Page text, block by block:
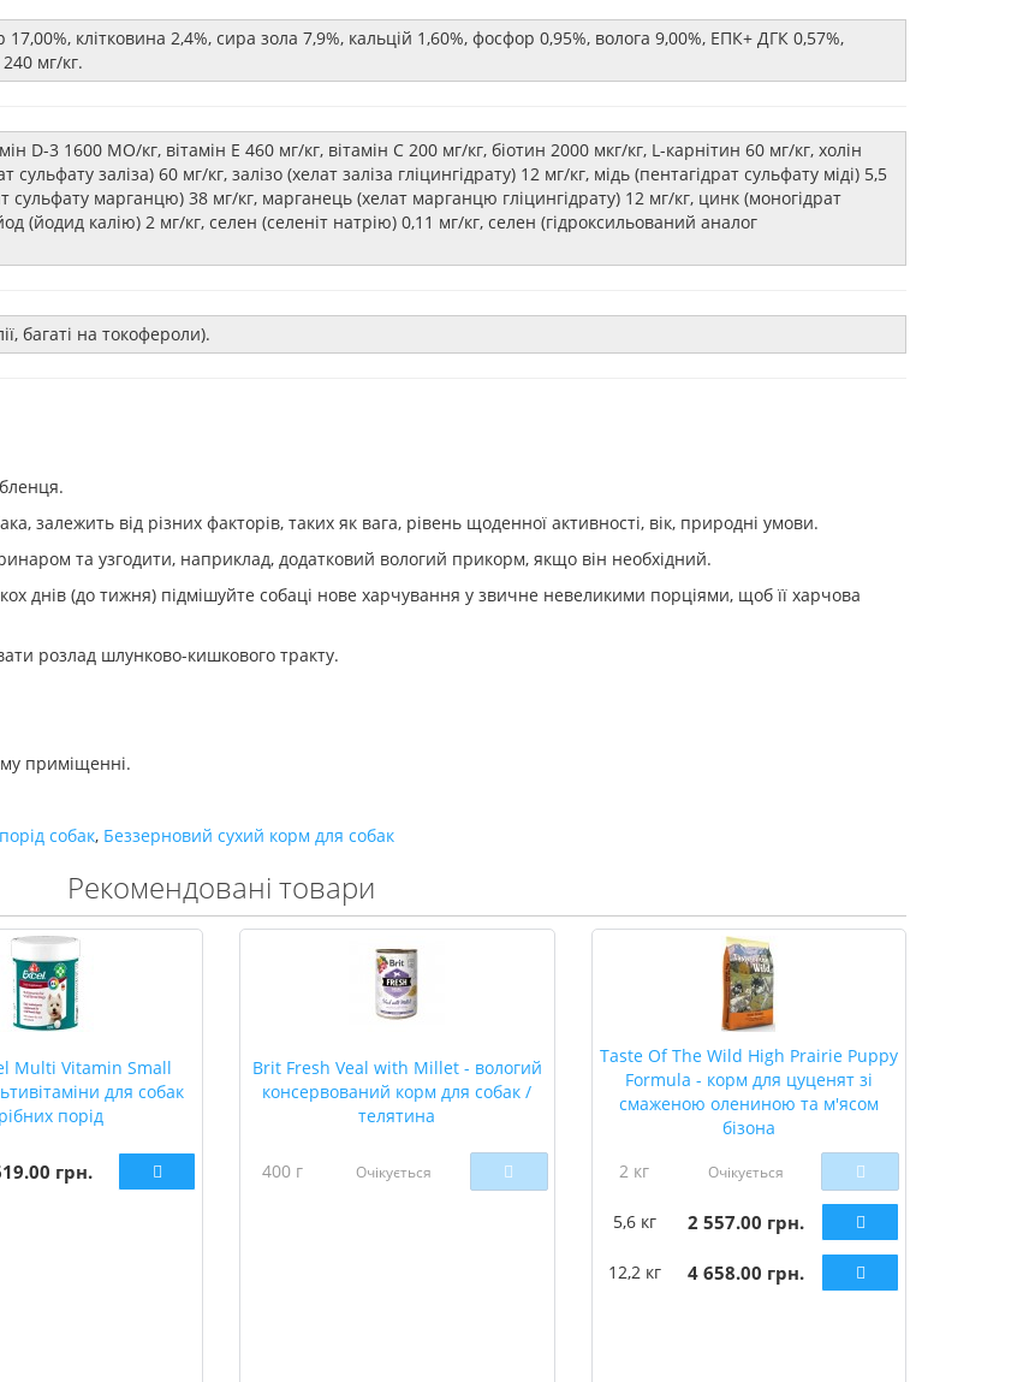
клітковина 2,4%, сира зола 7,9%, кальцій 1,60%, фосфор 0,95%, волога 9,00%, ЕПК+ ДГК 0,57%,
мг/кг.
D-3 1600 МО/кг, вітамін Е 460 мг/кг, вітамін С 200 мг/кг, біотин 2000 мкг/кг, L-карнітин 60 мг/кг, холін
заліза) 60 мг/кг, залізо (хелат заліза гліцингідрату) 12 мг/кг, мідь (пентагідрат сульфату міді) 5,5
сульфату марганцю) 38 мг/кг, марганець (хелат марганцю гліцингідрату) 12 мг/кг, цинк (моногідрат
(йодид калію) 2 мг/кг, селен (селеніт натрію) 0,11 мг/кг, селен (гідроксильований аналог
багаті на токофероли).
залежить від різних факторів, таких як вага, рівень щоденної активності, вік, природні умови.
та узгодити, наприклад, додатковий вологий прикорм, якщо він необхідний.
днів (до тижня) підмішуйте собаці нове харчування у звичне невеликими порціями, щоб її харчова
розлад шлунково-кишкового тракту.
приміщенні.
собак, Беззерновий сухий корм для собак
Рекомендовані товари
Multi Vitamin Small
для собак
порід
грн.
Brit Fresh Veal with Millet - вологий
консервований корм для собак /
телятина
400 г Очікується
Taste Of The Wild High Prairie Puppy
Formula - корм для цуценят зі
смаженою олениною та м'ясом
бізона
2 кг
Очікується
5,6 кг 2 557.00 грн.
12,2 кг 4 658.00 грн.